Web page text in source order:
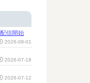
信開始
2026-08-01
2026-07-18
2026-07-12